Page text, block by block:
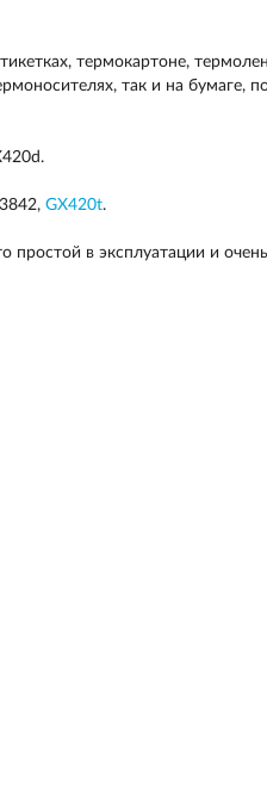
термокартоне,
так и на бумаге,
GX420t.
в эксплуатации и